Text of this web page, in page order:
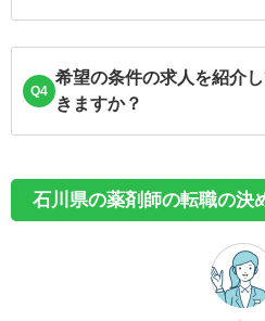
Q4
希望の条件の求人を紹介
きますか？
石川県の薬剤師の転職の決